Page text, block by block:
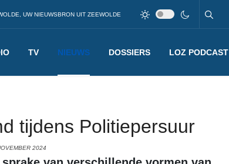
UW NIEUWSBRON UIT ZEEWOLDE
TV NIEUWS DOSSIERS LOZ PODCAST
tijdens Politiepersuur
2024